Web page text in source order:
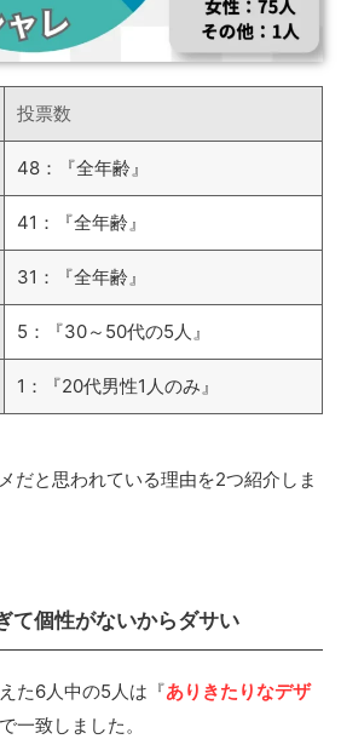
投票数
48：『全年齢』
41：『全年齢』
31：『全年齢』
5：『30～50代の5人』
1：『20代男性1人のみ』
だと思われている理由を2つ紹介しま
て個性がないからダサい
た6人中の5人は『ありきたりなデザ
一致しました。